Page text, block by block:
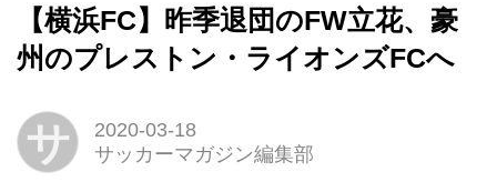
【横浜FC】昨季退団のFW立花、豪
州のプレストン・ライオンズFCへ
サ
2020-03-18
サッカーマガジン編集部